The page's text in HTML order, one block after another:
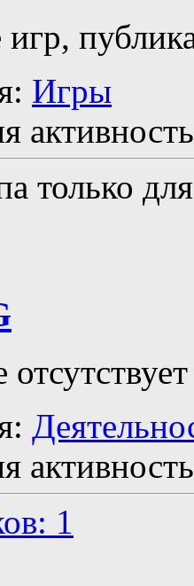
Игры
только
1